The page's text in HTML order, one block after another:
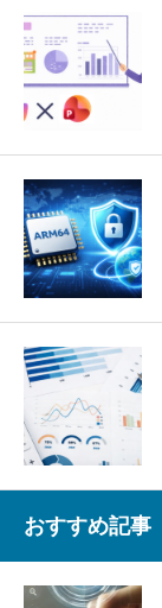
おすすめ記事